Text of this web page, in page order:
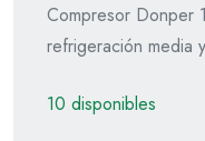
Compresor Donper
refrigeración media
10 disponibles